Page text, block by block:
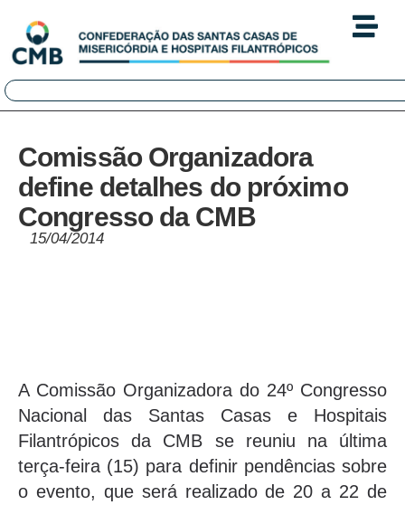
Comissão Organizadora
define detalhes do próximo
Congresso da CMB
15/04/2014
A Comissão Organizadora do 24º Congresso
Nacional das Santas Casas e Hospitais
Filantrópicos da CMB se reuniu na última
terça-feira (15) para definir pendências sobre
o evento, que será realizado de 20 a 22 de